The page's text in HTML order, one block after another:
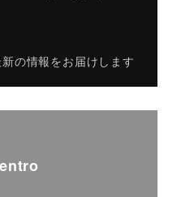
の情報をお届けします